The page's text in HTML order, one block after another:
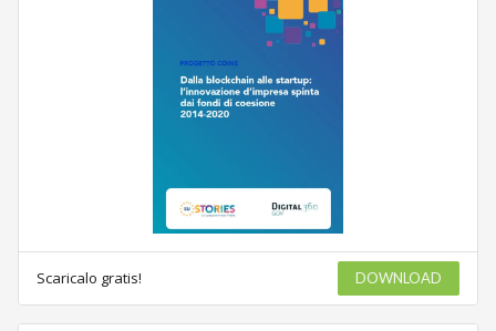
Scaricalo gratis! DOWNLOAD